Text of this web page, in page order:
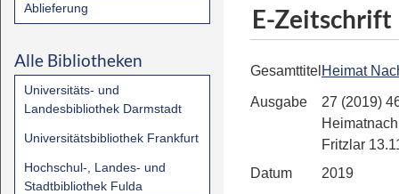
Ablieferung
Alle Bibliotheken
Universitäts- und
Landesbibliothek Darmstadt
Universitätsbibliothek Frankfurt
Hochschul-, Landes- und
Stadtbibliothek Fulda
E-Zeitschrift
Gesamttitel Heimat
Ausgabe
27 (2019)
Fritzlar
Datum
2019